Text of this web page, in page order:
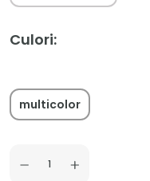
Culori:
multicolor